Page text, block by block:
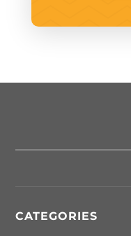
CATEGORIES